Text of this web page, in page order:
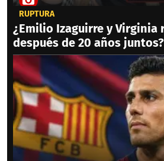
RUPTURA
¿Emilio Izaguirre y Virginia
después de 20 años